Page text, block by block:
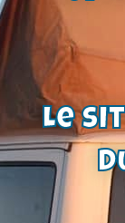
Le